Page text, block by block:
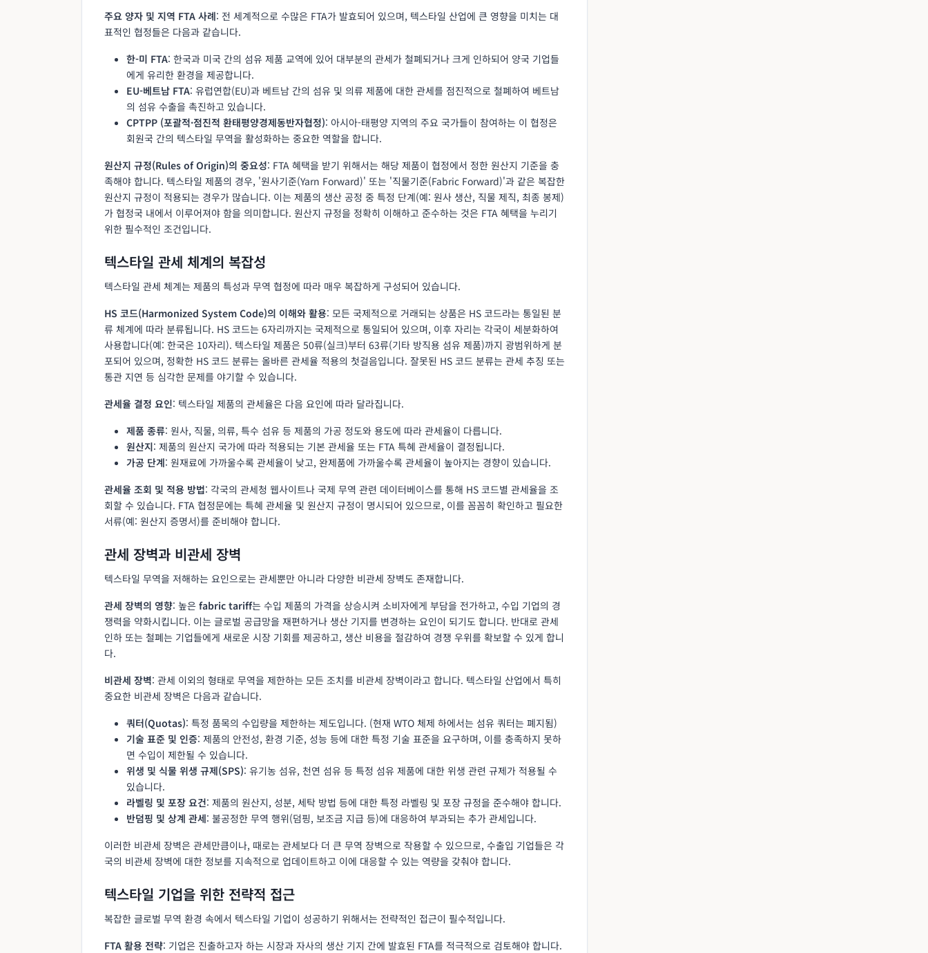
주요 양자 및 지역 FTA 사례: 전 세계적으로 수많은 FTA가 발효되어 있으며, 텍스타일 산업에 큰 영향을 미치는 대
표적인 협정들은 다음과 같습니다.
한-미 FTA: 한국과 미국 간의 섬유 제품 교역에 있어 대부분의 관세가 철폐되거나 크게 인하되어 양국 기업들
에게 유리한 환경을 제공합니다.
EU-베트남 FTA: 유럽연합(EU)과 베트남 간의 섬유 및 의류 제품에 대한 관세를 점진적으로 철폐하여 베트남
의 섬유 수출을 촉진하고 있습니다.
CPTPP (포괄적·점진적 환태평양경제동반자협정): 아시아-태평양 지역의 주요 국가들이 참여하는 이 협정은
회원국 간의 텍스타일 무역을 활성화하는 중요한 역할을 합니다.
원산지 규정(Rules of Origin)의 중요성: FTA 혜택을 받기 위해서는 해당 제품이 협정에서 정한 원산지 기준을 충
족해야 합니다. 텍스타일 제품의 경우, '원사기준(Yarn Forward)' 또는 '직물기준(Fabric Forward)'과 같은 복잡한
원산지 규정이 적용되는 경우가 많습니다. 이는 제품의 생산 공정 중 특정 단계(예: 원사 생산, 직물 제직, 최종 봉제)
가 협정국 내에서 이루어져야 함을 의미합니다. 원산지 규정을 정확히 이해하고 준수하는 것은 FTA 혜택을 누리기
위한 필수적인 조건입니다.
텍스타일 관세 체계의 복잡성
텍스타일 관세 체계는 제품의 특성과 무역 협정에 따라 매우 복잡하게 구성되어 있습니다.
HS 코드(Harmonized System Code)의 이해와 활용: 모든 국제적으로 거래되는 상품은 HS 코드라는 통일된 분
류 체계에 따라 분류됩니다. HS 코드는 6자리까지는 국제적으로 통일되어 있으며, 이후 자리는 각국이 세분화하여
사용합니다(예: 한국은 10자리). 텍스타일 제품은 50류(실크)부터 63류(기타 방직용 섬유 제품)까지 광범위하게 분
포되어 있으며, 정확한 HS 코드 분류는 올바른 관세율 적용의 첫걸음입니다. 잘못된 HS 코드 분류는 관세 추징 또는
통관 지연 등 심각한 문제를 야기할 수 있습니다.
관세율 결정 요인: 텍스타일 제품의 관세율은 다음 요인에 따라 달라집니다.
제품 종류: 원사, 직물, 의류, 특수 섬유 등 제품의 가공 정도와 용도에 따라 관세율이 다릅니다.
원산지: 제품의 원산지 국가에 따라 적용되는 기본 관세율 또는 FTA 특혜 관세율이 결정됩니다.
가공 단계: 원재료에 가까울수록 관세율이 낮고, 완제품에 가까울수록 관세율이 높아지는 경향이 있습니다.
관세율 조회 및 적용 방법: 각국의 관세청 웹사이트나 국제 무역 관련 데이터베이스를 통해 HS 코드별 관세율을 조
회할 수 있습니다. FTA 협정문에는 특혜 관세율 및 원산지 규정이 명시되어 있으므로, 이를 꼼꼼히 확인하고 필요한
서류(예: 원산지 증명서)를 준비해야 합니다.
관세 장벽과 비관세 장벽
텍스타일 무역을 저해하는 요인으로는 관세뿐만 아니라 다양한 비관세 장벽도 존재합니다.
관세 장벽의 영향: 높은 fabric tariff는 수입 제품의 가격을 상승시켜 소비자에게 부담을 전가하고, 수입 기업의 경
쟁력을 약화시킵니다. 이는 글로벌 공급망을 재편하거나 생산 기지를 변경하는 요인이 되기도 합니다. 반대로 관세
인하 또는 철폐는 기업들에게 새로운 시장 기회를 제공하고, 생산 비용을 절감하여 경쟁 우위를 확보할 수 있게 합니
다.
비관세 장벽: 관세 이외의 형태로 무역을 제한하는 모든 조치를 비관세 장벽이라고 합니다. 텍스타일 산업에서 특히
중요한 비관세 장벽은 다음과 같습니다.
쿼터(Quotas): 특정 품목의 수입량을 제한하는 제도입니다. (현재 WTO 체제 하에서는 섬유 쿼터는 폐지됨)
기술 표준 및 인증: 제품의 안전성, 환경 기준, 성능 등에 대한 특정 기술 표준을 요구하며, 이를 충족하지 못하
면 수입이 제한될 수 있습니다.
위생 및 식물 위생 규제(SPS): 유기농 섬유, 천연 섬유 등 특정 섬유 제품에 대한 위생 관련 규제가 적용될 수
있습니다.
라벨링 및 포장 요건: 제품의 원산지, 성분, 세탁 방법 등에 대한 특정 라벨링 및 포장 규정을 준수해야 합니다.
반덤핑 및 상계 관세: 불공정한 무역 행위(덤핑, 보조금 지급 등)에 대응하여 부과되는 추가 관세입니다.
이러한 비관세 장벽은 관세만큼이나, 때로는 관세보다 더 큰 무역 장벽으로 작용할 수 있으므로, 수출입 기업들은 각
국의 비관세 장벽에 대한 정보를 지속적으로 업데이트하고 이에 대응할 수 있는 역량을 갖춰야 합니다.
텍스타일 기업을 위한 전략적 접근
복잡한 글로벌 무역 환경 속에서 텍스타일 기업이 성공하기 위해서는 전략적인 접근이 필수적입니다.
FTA 활용 전략: 기업은 진출하고자 하는 시장과 자사의 생산 기지 간에 발효된 FTA를 적극적으로 검토해야 합니다.